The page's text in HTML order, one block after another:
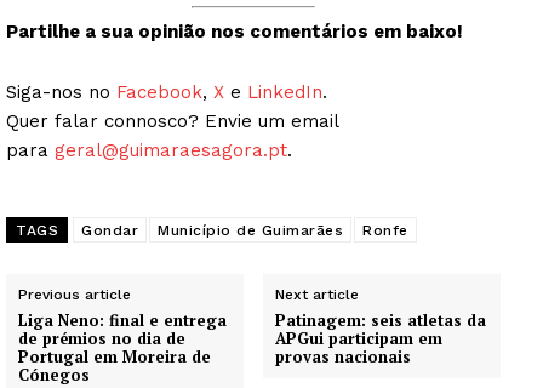
Partilhe a sua opinião nos comentários em baixo!
Siga-nos no Facebook, X e LinkedIn.
Quer falar connosco? Envie um email
para geral@guimaraesagora.pt.
TAGS Gondar Município de Guimarães Ronfe
Previous article
Liga Neno: final e entrega
de prémios no dia de
Portugal em Moreira de
Cónegos
Next article
Patinagem: seis atletas da
APGui participam em
provas nacionais